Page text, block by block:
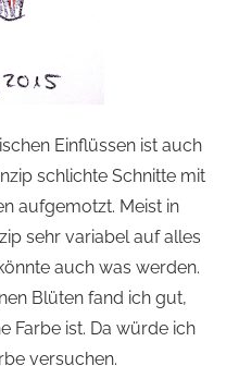
Einflüssen ist auch
schlichte Schnitte mit
aufgemotzt. Meist in
sehr variabel auf alles
auch was werden.
Blüten fand ich gut,
Farbe ist. Da würde ich
versuchen.